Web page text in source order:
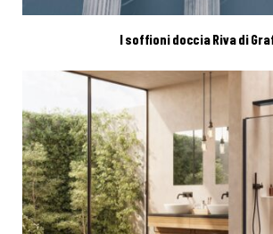
I soffioni doccia Riva di